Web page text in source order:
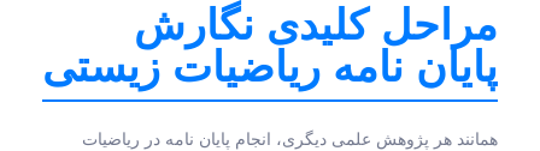
مراحل کلیدی نگارش
پایان نامه ریاضیات زیستی
همانند هر پژوهش علمی دیگری، انجام پایان نامه در ریاضیات